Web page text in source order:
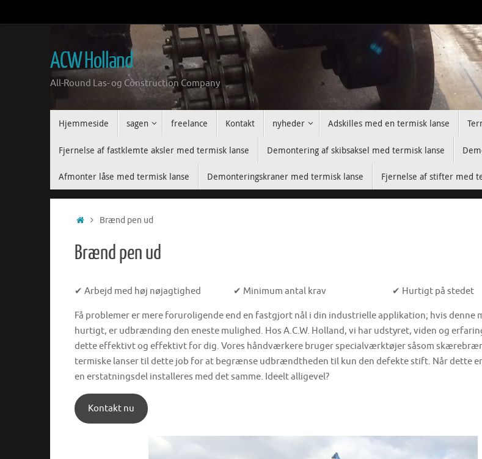
til
ACW Holland
All-Round Las- og Construction Company
Hjemmeside sagen freelance Kontakt nyheder Adskilles med en termisk lanse
Fjernelse af fastklemte aksler med termisk lanse Demontering af skibsaksel med termisk lanse
Afmonter låse med termisk lanse Demonteringskraner med termisk lanse Fjernelse af stifter med
HjemBrænd pen ud
Brænd pen ud
✔ Arbejd med høj nøjagtighed ✔ Minimum antal krav ✔ Hurtigt på stedet
Få problemer er mere foruroligende end en fastgjort nål i din industrielle applikation; hvis denne
hurtigt, er udbrænding den eneste mulighed. Hos A.C.W. Holland, vi har udstyret, viden og
dette effektivt og effektivt for dig. Vores håndværkere bruger specialværktøjer såsom
termiske lanser til dette job for at begrænse udbrændtheden til kun den defekte stift. Når dette
en erstatningsdel installeres med det samme. Ideelt alligevel?
Kontakt nu